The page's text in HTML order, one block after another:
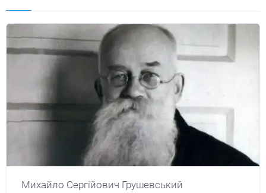
Михайло Сергійович Грушевський